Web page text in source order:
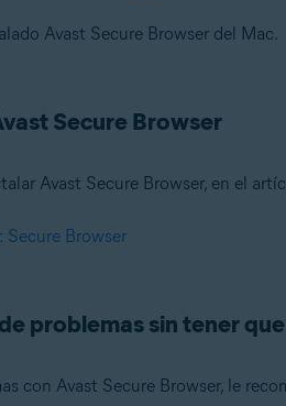
Avast Secure Browser del Mac.
Secure Browser
Avast Secure Browser, en el
Secure Browser
problemas sin tener
con Avast Secure Browser, le